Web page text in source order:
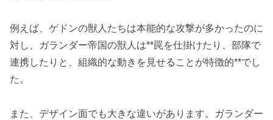
例えば、ゲドンの獣人たちは本能的な攻撃が多かったのに
対し、ガランダー帝国の獣人は**罠を仕掛けたり、部隊で
連携したりと、組織的な動きを見せることが特徴的**でし
た。
また、デザイン面でも大きな違いがあります。ガランダー